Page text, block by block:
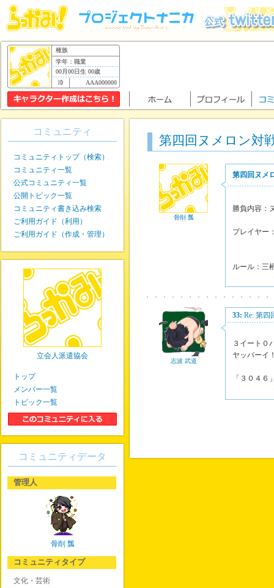
種族
学年：職業
00月00日生 00歳
AAA000000
第四回ヌメロン対
骨削 瓢
第四回ヌメ
勝負内容：
プレイヤ
ルール：三
志波 武道
33: Re: 第四
３イート０
ヤッバーイ
「３０４６
コミュニティ
コミュニティトップ（検索）
コミュニティ一覧
公式コミュニティ一覧
公開トピック一覧
コミュニティ書き込み検索
ご利用ガイド（利用）
ご利用ガイド（作成・管理）
立会人派遣協会
トップ
メンバー一覧
トピック一覧
コミュニティデータ
管理人
骨削 瓢
コミュニティタイプ
文化・芸術